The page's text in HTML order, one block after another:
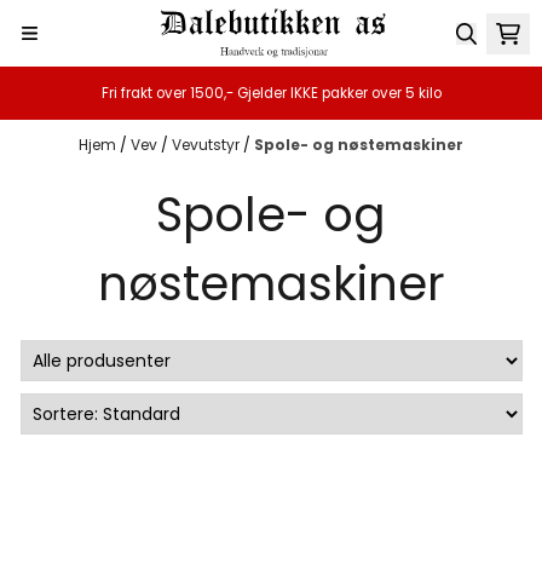
Hopp til innhold
Fri frakt over 1500,- Gjelder IKKE pakker over 5 kilo
Hjem / Vev / Vevutstyr / Spole- og nøstemaskiner
Spole- og
nøstemaskiner